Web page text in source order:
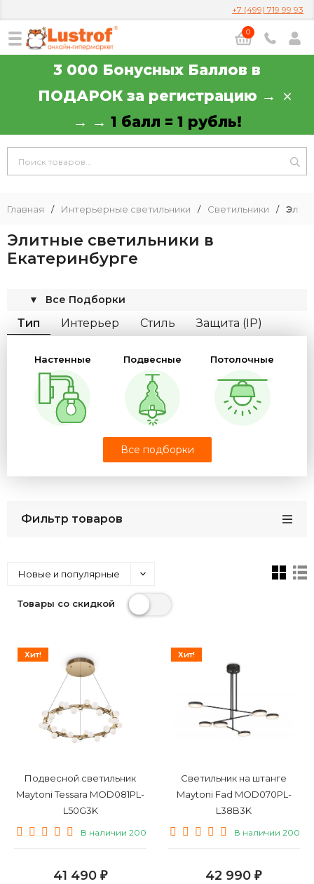
+7 (499) 719 99 93
0
3 000 Бонусных Баллов в
ПОДАРОК за регистрацию →
→ → 1 балл = 1 рубль!
Главная / Интерьерные светильники / Светильники /
Элитные светильники в
Екатеринбурге
Все Подборки
▼
Тип Интерьер Стиль
Защита (IP)
Потолки
Цоколь
Материал плафона
Размер
Все подборки
Настенные Подвесные Потолочные
Точечные
движения
Для зеркал
Дизайнерские
Фильтр товаров
Новые и популярные
Товары со скидкой
Хит!
Подвесной светильник
Maytoni Tessara MOD081PL-
L50G3K
В наличии 200
41 490 ₽
Хит!
Светильник на штанге
Maytoni Fad MOD070PL-
L38B3K
В наличии 200
42 990 ₽